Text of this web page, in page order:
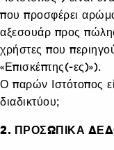
που προσφέρει
αξεσουάρ προς
χρήστες που
«Επισκέπτης(-ες)»).
Ο παρών Ιστότοπος
διαδικτύου;
2. ΠΡΟΣΩΠΙΚΑ